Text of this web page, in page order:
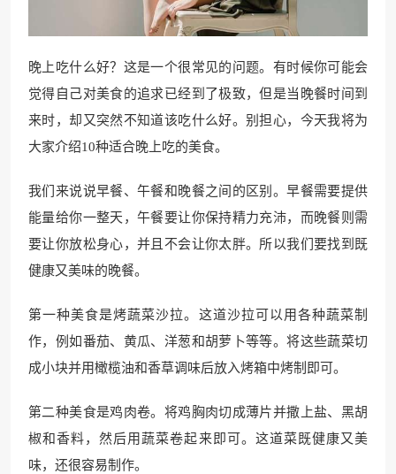
晚上吃什么好？这是一个很常见的问题。有时候你可能会
觉得自己对美食的追求已经到了极致，但是当晚餐时间到
来时，却又突然不知道该吃什么好。别担心，今天我将为
大家介绍10种适合晚上吃的美食。
我们来说说早餐、午餐和晚餐之间的区别。早餐需要提供
能量给你一整天，午餐要让你保持精力充沛，而晚餐则需
要让你放松身心，并且不会让你太胖。所以我们要找到既
健康又美味的晚餐。
第一种美食是烤蔬菜沙拉。这道沙拉可以用各种蔬菜制
作，例如番茄、黄瓜、洋葱和胡萝卜等等。将这些蔬菜切
成小块并用橄榄油和香草调味后放入烤箱中烤制即可。
第二种美食是鸡肉卷。将鸡胸肉切成薄片并撒上盐、黑胡
椒和香料，然后用蔬菜卷起来即可。这道菜既健康又美
味，还很容易制作。